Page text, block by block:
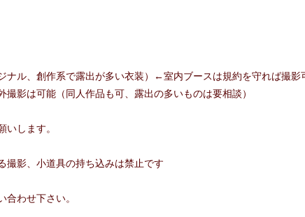
ナル、創作系で露出が多い衣装）←室内ブースは規約を守れば撮影
影は可能（同人作品も可、露出の多いものは要相談）
いします。
撮影、小道具の持ち込みは禁止です
合わせ下さい。